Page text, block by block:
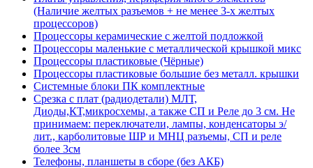
(Наличие желтых разъемов + не менее 3-х желтых
процессоров)
Процессоры керамические с желтой подложкой
Процессоры маленькие с металлической крышкой микс
Процессоры пластиковые (Чёрные)
Процессоры пластиковые большие без металл. крышки
Системные блоки ПК комплектные
Срезка с плат (радиодетали) МЛТ,
Диоды,КТ,микросхемы, а также СП и Реле до 3 см. Не
принимаем: переключатели, лампы, конденсаторы э/
лит., карболитовые ШР и МНЦ разъемы, СП и реле
более 3см
Телефоны, планшеты в сборе (без АКБ)